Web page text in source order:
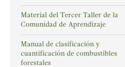
Material del Tercer Taller de la
Comunidad de Aprendizaje
Manual de clasificación y
cuantificación de combustibles
forestales